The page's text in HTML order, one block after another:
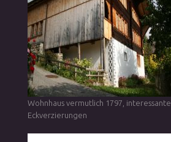
Wohnhaus vermutlich 1797, interessante
Eckverzierungen